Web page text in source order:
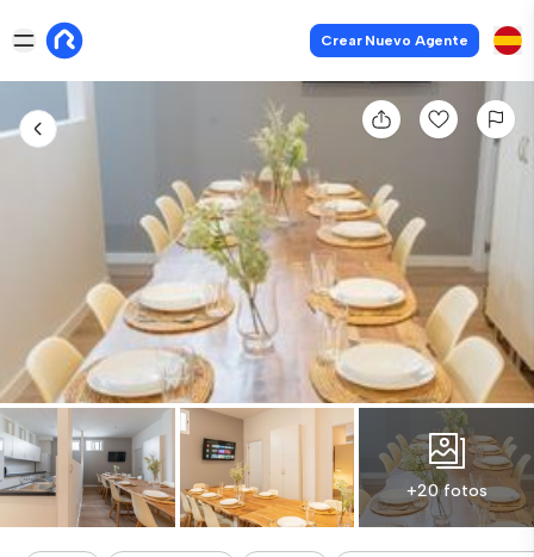
Crear Nuevo Agente
+20 fotos